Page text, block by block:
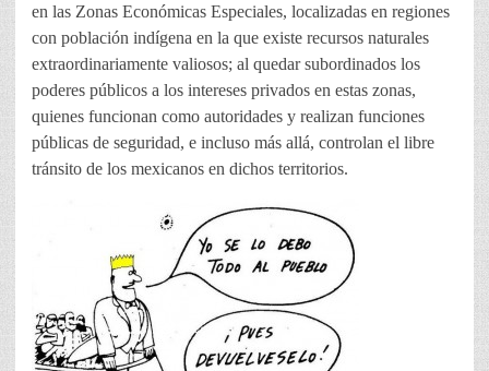
en las Zonas Económicas Especiales, localizadas en regiones
con población indígena en la que existe recursos naturales
extraordinariamente valiosos; al quedar subordinados los
poderes públicos a los intereses privados en estas zonas,
quienes funcionan como autoridades y realizan funciones
públicas de seguridad, e incluso más allá, controlan el libre
tránsito de los mexicanos en dichos territorios.